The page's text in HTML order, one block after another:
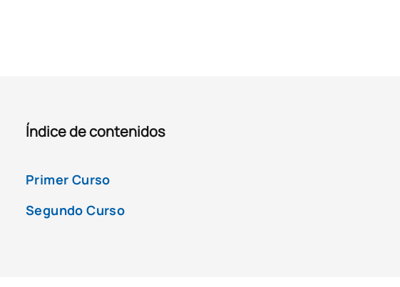
Índice de contenidos
Primer Curso
Segundo Curso